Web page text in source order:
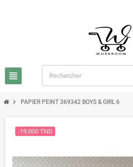
view_headline
chevron_right PAPIER PEINT 369342 BOYS & GIRL 6
-19,000 TND